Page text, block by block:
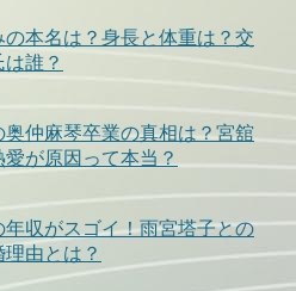
の本名は？身長と体重は？交
誰？
仲麻琴卒業の真相は？宮舘
が原因って本当？
年収がスゴイ！雨宮塔子との
由とは？